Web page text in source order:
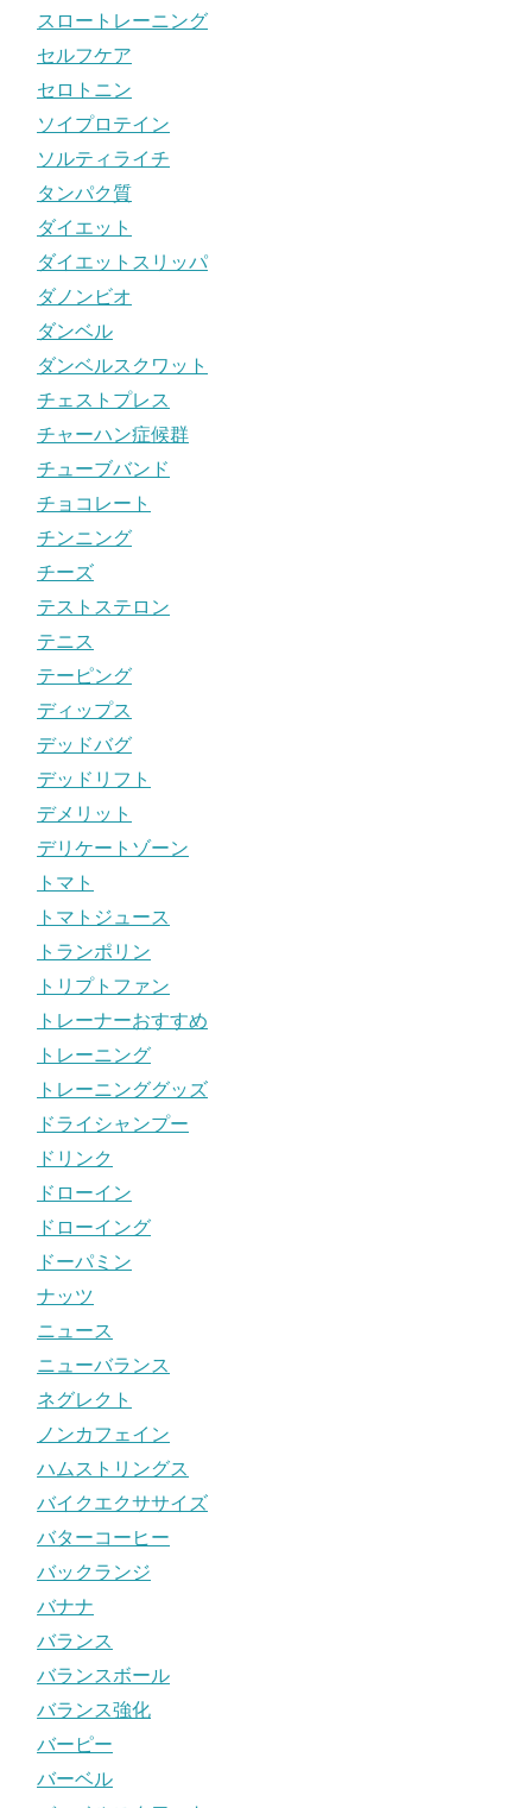
スロートレーニング
セルフケア
セロトニン
ソイプロテイン
ソルティライチ
タンパク質
ダイエット
ダイエットスリッパ
ダノンビオ
ダンベル
ダンベルスクワット
チェストプレス
チャーハン症候群
チューブバンド
チョコレート
チンニング
チーズ
テストステロン
テニス
テーピング
ディップス
デッドバグ
デッドリフト
デメリット
デリケートゾーン
トマト
トマトジュース
トランポリン
トリプトファン
トレーナーおすすめ
トレーニング
トレーニンググッズ
ドライシャンプー
ドリンク
ドローイン
ドローイング
ドーパミン
ナッツ
ニュース
ニューバランス
ネグレクト
ノンカフェイン
ハムストリングス
バイクエクササイズ
バターコーヒー
バックランジ
バナナ
バランス
バランスボール
バランス強化
バーピー
バーベル